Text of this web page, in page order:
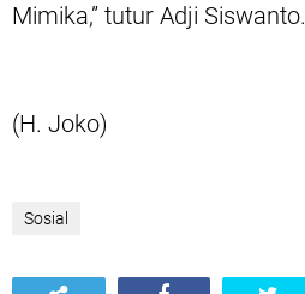
Mimika,” tutur Adji Siswanto.
(H. Joko)
Sosial